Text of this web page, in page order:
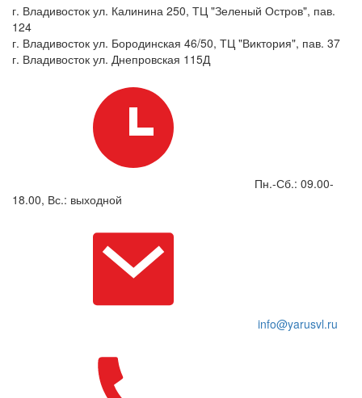
г. Владивосток ул. Калинина 250, ТЦ "Зеленый Остров", пав.
124
г. Владивосток ул. Бородинская 46/50, ТЦ "Виктория", пав. 37
г. Владивосток ул. Днепровская 115Д
Пн.-Сб.: 09.00-
18.00, Вс.: выходной
info@yarusvl.ru